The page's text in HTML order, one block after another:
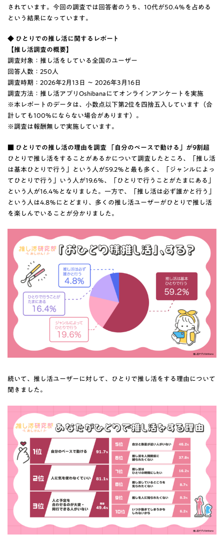
されています。今回の調査では回答者のうち、10代が50.4％を占める
という結果になっています。
◆ ひとりでの推し活に関するレポート
【推し活調査の概要】
調査対象：推し活をしている全国のユーザー
回答人数：250人
調査時期：2026年2月13日 ～ 2026年3月16日
調査方法：推し活アプリOshibanaにてオンラインアンケートを実施
※本レポートのデータは、小数点以下第2位を四捨五入しています（合
計しても100%にならない場合があります）。
※調査は報酬無しで実施しています。
■ ひとりでの推し活の理由を調査 「自分のペースで動ける」が9割超
ひとりで推し活をすることがあるかについて調査したところ、「推し活
は基本ひとりで行う」という人が59.2％と最も多く、「ジャンルによっ
てひとりで行う」いう人が19.6％、「ひとりで行うことがたまにある」
という人が16.4％となりました。一方で、「推し活は必ず誰かと行う」
という人は4.8％にとどまり、多くの推し活ユーザーがひとりで推し活
を楽しんでいることが分かりました。
続いて、推し活ユーザーに対して、ひとりで推し活をする理由について
聞きました。